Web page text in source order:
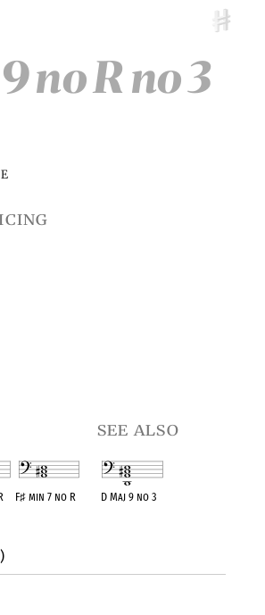
no R no 3
E
F♯min 7 no R
see also
D Maj 9 no 3